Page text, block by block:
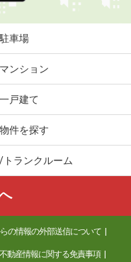
車場
ンション
戸建て
件を探す
ランクルーム
の情報の外部送信について
不動産情報に関する免責事項